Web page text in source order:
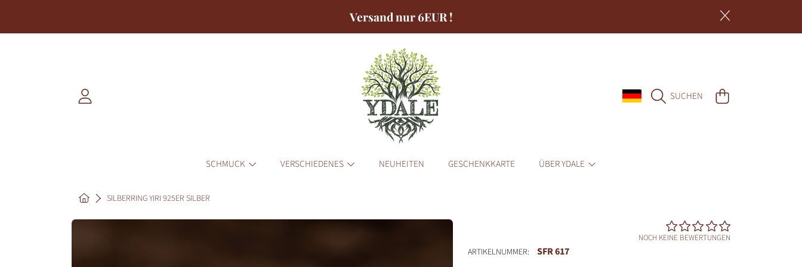
Versand nur 6EUR !
EINLOGGEN LAND/REGION
SUCHENWARENKORB
SCHMUCK VERSCHIEDENES NEUHEITEN GESCHENKKARTE ÜBER YDALE
HOMESILBERRING YIRI 925ER SILBER
NOCH KEINE BEWERTUNGEN
ARTIKELNUMMER: SFR 617